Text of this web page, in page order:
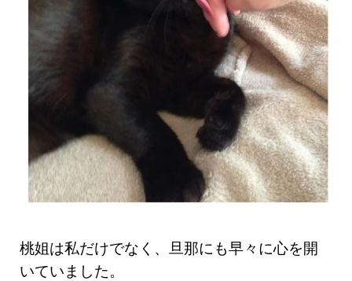
桃姐は私だけでなく、旦那にも早々に心を開
いていました。